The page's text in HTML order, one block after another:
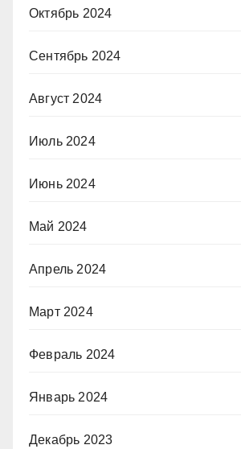
Октябрь 2024
Сентябрь 2024
Август 2024
Июль 2024
Июнь 2024
Май 2024
Апрель 2024
Март 2024
Февраль 2024
Январь 2024
Декабрь 2023